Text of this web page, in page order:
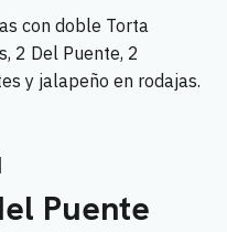
con doble Torta
2 Del Puente, 2
y jalapeño en rodajas.
Puente